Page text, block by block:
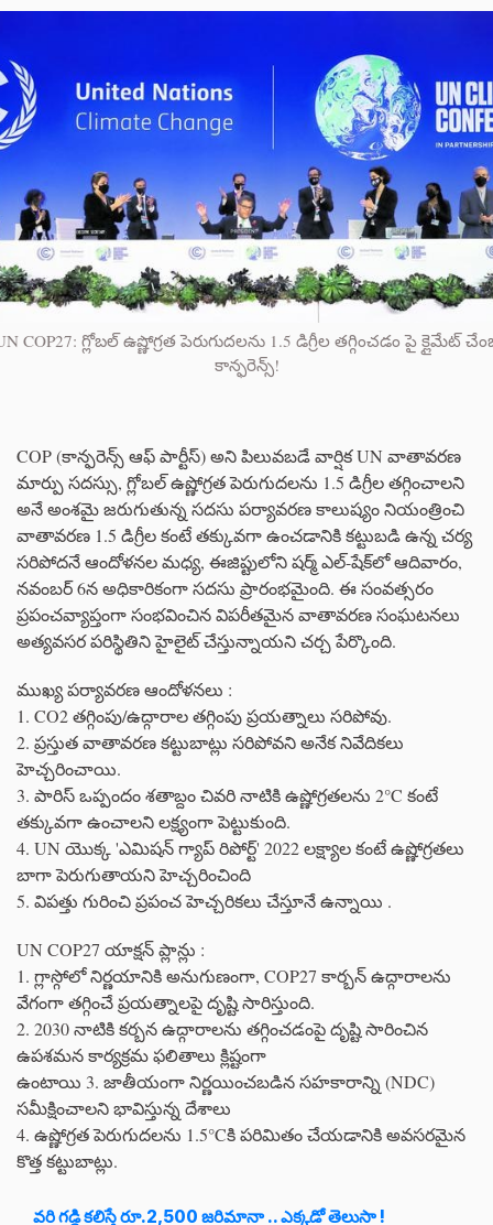
COP27: గ్లోబల్ ఉష్ణోగ్రత పెరుగుదలను 1.5 డిగ్రీల తగ్గించడం పై క్లైమేట్
కాన్ఫరెన్స్!
COP (కాన్ఫరెన్స్ ఆఫ్ పార్టీస్) అని పిలువబడే వార్షిక UN వాతావరణ
మార్పు సదస్సు, గ్లోబల్ ఉష్ణోగ్రత పెరుగుదలను 1.5 డిగ్రీల తగ్గించాలని
అనే అంశమై జరుగుతున్న సదసు పర్యావరణ కాలుష్యం నియంత్రించి
వాతావరణ 1.5 డిగ్రీల కంటే తక్కువగా ఉంచడానికి కట్టుబడి ఉన్న చర్య
సరిపోదనే ఆందోళనల మధ్య, ఈజిప్టులోని షర్మ్ ఎల్-షేక్‌లో ఆదివారం,
నవంబర్ 6న అధికారికంగా సదసు ప్రారంభమైంది. ఈ సంవత్సరం
ప్రపంచవ్యాప్తంగా సంభవించిన విపరీతమైన వాతావరణ సంఘటనలు
అత్యవసర పరిస్థితిని హైలైట్ చేస్తున్నాయని చర్చ పేర్కొంది.
ముఖ్య పర్యావరణ ఆందోళనలు :
1. CO2 తగ్గింపు/ఉద్గారాల తగ్గింపు ప్రయత్నాలు సరిపోవు.
2. ప్రస్తుత వాతావరణ కట్టుబాట్లు సరిపోవని అనేక నివేదికలు
హెచ్చరించాయి.
3. పారిస్ ఒప్పందం శతాబ్దం చివరి నాటికి ఉష్ణోగ్రతలను 2°C కంటే
తక్కువగా ఉంచాలని లక్ష్యంగా పెట్టుకుంది.
4. UN యొక్క 'ఎమిషన్ గ్యాప్ రిపోర్ట్' 2022 లక్ష్యాల కంటే ఉష్ణోగ్రతలు
బాగా పెరుగుతాయని హెచ్చరించింది
5. విపత్తు గురించి ప్రపంచ హెచ్చరికలు చేస్తూనే ఉన్నాయి .
UN COP27 యాక్షన్ ప్లాన్లు :
1. గ్లాస్గోలో నిర్ణయానికి అనుగుణంగా, COP27 కార్బన్ ఉద్గారాలను
వేగంగా తగ్గించే ప్రయత్నాలపై దృష్టి సారిస్తుంది.
2. 2030 నాటికి కర్బన ఉద్గారాలను తగ్గించడంపై దృష్టి సారించిన
ఉపశమన కార్యక్రమ ఫలితాలు క్లిష్టంగా
ఉంటాయి 3. జాతీయంగా నిర్ణయించబడిన సహకారాన్ని (NDC)
సమీక్షించాలని భావిస్తున్న దేశాలు
4. ఉష్ణోగ్రత పెరుగుదలను 1.5°Cకి పరిమితం చేయడానికి అవసరమైన
కొత్త కట్టుబాట్లు.
వరి గడ్డి కలిస్తే రూ.2,500 జరిమానా .. ఎక్కడో తెలుసా !